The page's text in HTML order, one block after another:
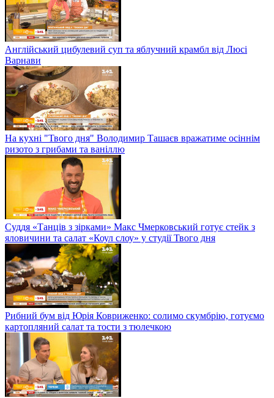
Англійський цибулевий суп та яблучний крамбл від Люсі
Варнави
На кухні "Твого дня" Володимир Ташаєв вражатиме осіннім
ризото з грибами та ваніллю
Суддя «Танців з зірками» Макс Чмерковський готує стейк з
яловичини та салат «Коул слоу» у студії Твого дня
Рибний бум від Юрія Ковриженко: солимо скумбрію, готуємо
картопляний салат та тости з тюлечкою